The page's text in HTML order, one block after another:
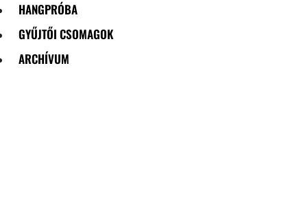
HANGPRÓBA
GYŰJTŐI CSOMAGOK
ARCHÍVUM